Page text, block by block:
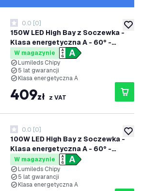
150W LED High Bay z Soczewka -
Klasa energetyczna A - 60° -
192lm/W - 6000K - IP65 -
Możliwość przyciemniania
0 Gwiazdki oceny
0.0 [0]
W magazynie
Lumileds Chipy
5 lat gwarancji
Klasa energetyczna A
409zł z VAT
100W LED High Bay z Soczewka -
Klasa energetyczna A - 60° -
192lm/W - 4000K - IP65 -
Możliwość przyciemniania
0 Gwiazdki oceny
0.0 [0]
W magazynie
Lumileds Chipy
5 lat gwarancji
Klasa energetyczna A